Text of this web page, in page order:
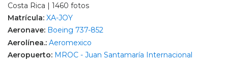
Costa Rica | 1460 fotos
Matrícula: XA-JOY
Aeronave: Boeing 737-852
Aerolínea.: Aeromexico
Aeropuerto: MROC - Juan Santamaría Internacional